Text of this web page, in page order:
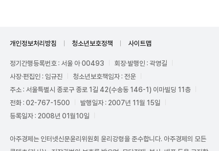
개인정보처리방침 청소년보호정책 사이트맵
정기간행등록번호 : 서울 아 00493
회장·발행인 : 곽영길
사장·편집인 : 임규진
청소년보호책임자 : 전운
주소 : 서울특별시 종로구 종로 1길 42(수송동 146-1) 이마빌딩 11층
전화 : 02-767-1500
발행일자 : 2007년 11월 15일
등록일자 : 2008년 01월10일
아주경제는 인터넷신문윤리위원회 윤리강령을 준수합니다. 아주경제의 모든